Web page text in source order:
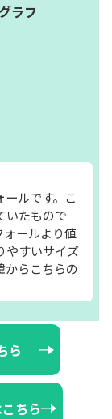
ラフ
ルです。こ
いたもので
ールより値
やすいサイズ
からこちらの
ら
ちら